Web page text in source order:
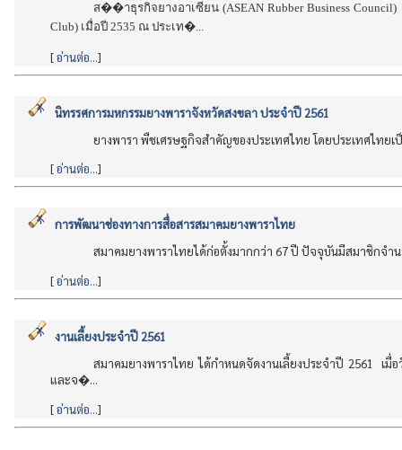
ส��าธุรกิจยางอาเซียน (ASEAN Rubber Business Council)
Club) เมื่อปี 2535 ณ ประเท�...
[อ่านต่อ...]
นิทรรศการมหกรรมยางพาราจังหวัดสงขลา ประจำปี 2561
ยางพารา พืชเศรษฐกิจสำคัญของประเทศไทย โดยประเทศไทย
[อ่านต่อ...]
การพัฒนาช่องทางการสื่อสารสมาคมยางพาราไทย
สมาคมยางพาราไทยได้ก่อตั้งมากกว่า 67ปี ปัจจุบันมีสมาชิกจำ
[อ่านต่อ...]
งานเลี้ยงประจำปี 2561
สมาคมยางพาราไทย ได้กำหนดจัดงานเลี้ยงประจำปี 2561 เ
และจ�...
[อ่านต่อ...]